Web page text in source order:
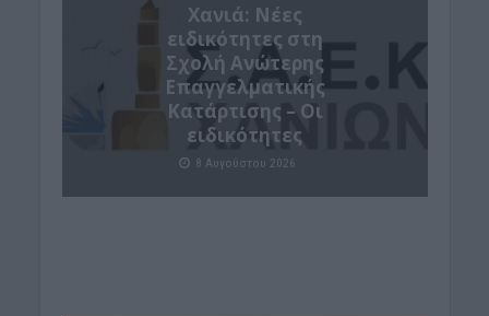
Χανιά: Νέες
ειδικότητες στη
Σχολή Ανώτερης
Επαγγελματικής
Κατάρτισης – Οι
ειδικότητες
8 Αυγούστου 2026